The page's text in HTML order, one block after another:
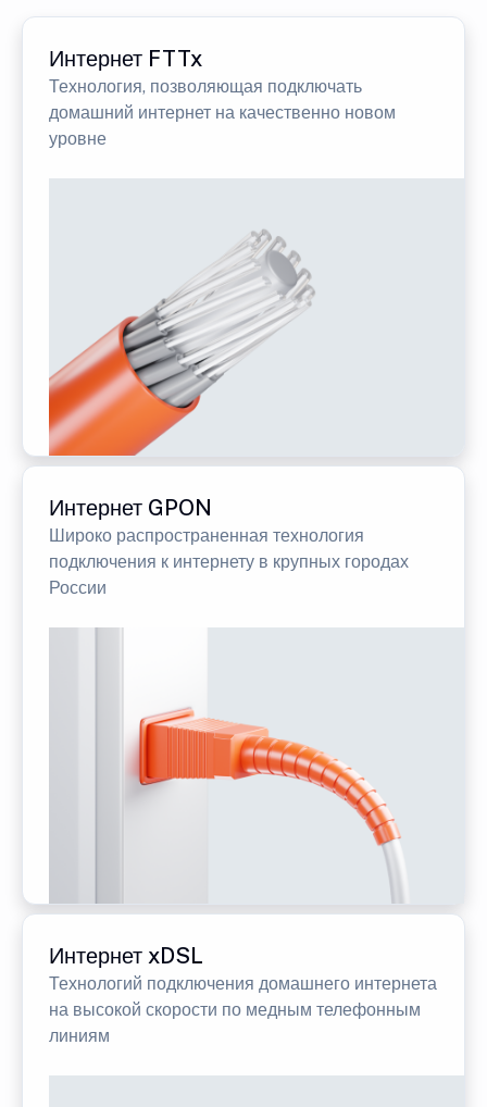
Интернет FTTx
Технология, позволяющая подключать
домашний интернет на качественно новом
уровне
Интернет GPON
Широко распространенная технология
подключения к интернету в крупных городах
России
Интернет xDSL
Технологий подключения домашнего интернета
на высокой скорости по медным телефонным
линиям